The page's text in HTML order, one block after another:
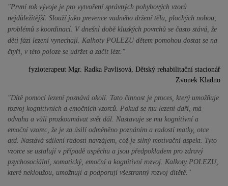
"První rok vývoje je pro vytvoření správných pohybových vzorů
nejdůležitější. Slouží jako prevence vadného držení těla, plochých nohou,
problémů s koordinací. V dnešní době kluzkých povrchů se často stává, že
děti fázi lezení vynechají. Kalhoty POLEZU dětem pomohou dostat se na
čtyři, v této poloze se udržet a začít lézt."
fyzioterapeut Mgr. Radka Pavlisová, Dětský rehabilitační stacionář
Zvonek Kladno
"Dítě pomocí lezení poznává okolí. Tato činnost je proces, který umožňuje
rozvoj kognitivních a emočních vzorců. Pokud se mu lezení daří, má
odvahu a vůli prozkoumávat svět dál. Nastavuje se mu kognitivní a
emoční vzorec, že je za úsilí odměněno poznáním a radostí matky, otce
atd. Nastává sdílení radosti navzájem, což je silný motivační aspekt. Tyto
vzorce se ustalují v případě uspěchu a jsou předpokladem pro zdravý
psychosociální, somatický, emoční a kognitivní rozvoj. Kalkoty POLEZU,
které nekloužou, umožnují a podporují všestranný rozvoj dítětě. "